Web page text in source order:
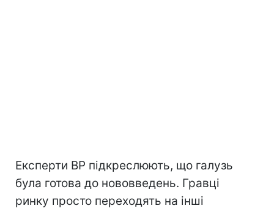
Експерти ВР підкреслюють, що галузь
була готова до нововведень. Гравці
ринку просто переходять на інші